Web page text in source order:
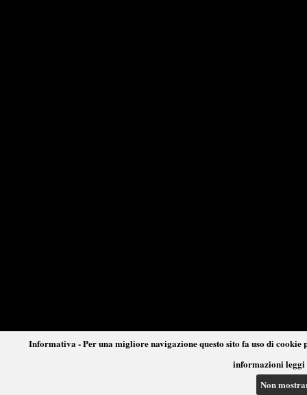
Informativa - Per una migliore navigazione questo sito fa uso di
informazioni leggi
Non